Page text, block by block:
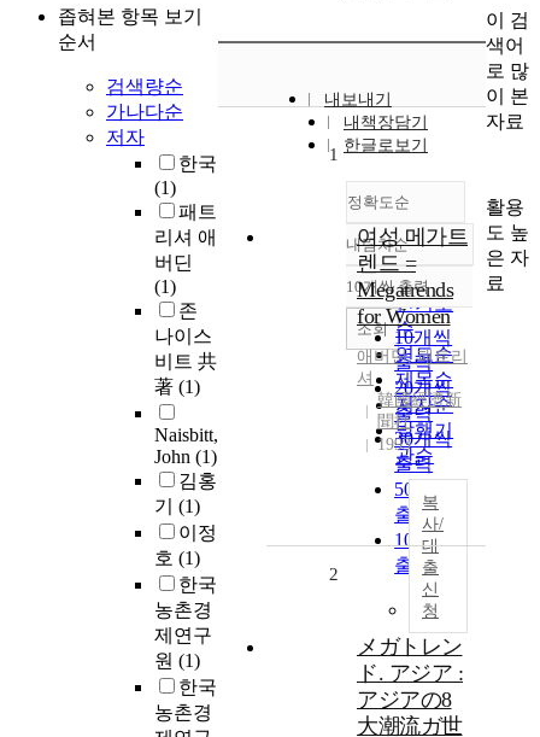
좁혀본 항목 보기
순서
검색량순
가나다순
저자
한국
(1)
패트
리셔 애
버딘
(1)
존
나이스
비트 共
著 (1)
Naisbitt,
John (1)
김홍
기 (1)
이정
호 (1)
한국
농촌경
제연구
원 (1)
한국
농촌경
내보내기
내책장담기
한글로보기
정확도순
정확도
순
인기도
순
연도순
제목순
저자순
발행기
관순
내림차순
내림차순
10개씩 출력
10개씩
출력
20개씩
출력
30개씩
출력
50개씩
출력
100개씩
출력
조회
1
여성 메가트
렌드 =
Megatrends
for Women
애버딘, 패트리
셔
韓國經濟新
聞社
1993
복
사/
대
출
신
청
2
メガトレン
ド. アジア :
アジアの8
大潮流ガ世
이 검
색어
로 많
이 본
자료
활용
도 높
은 자
료